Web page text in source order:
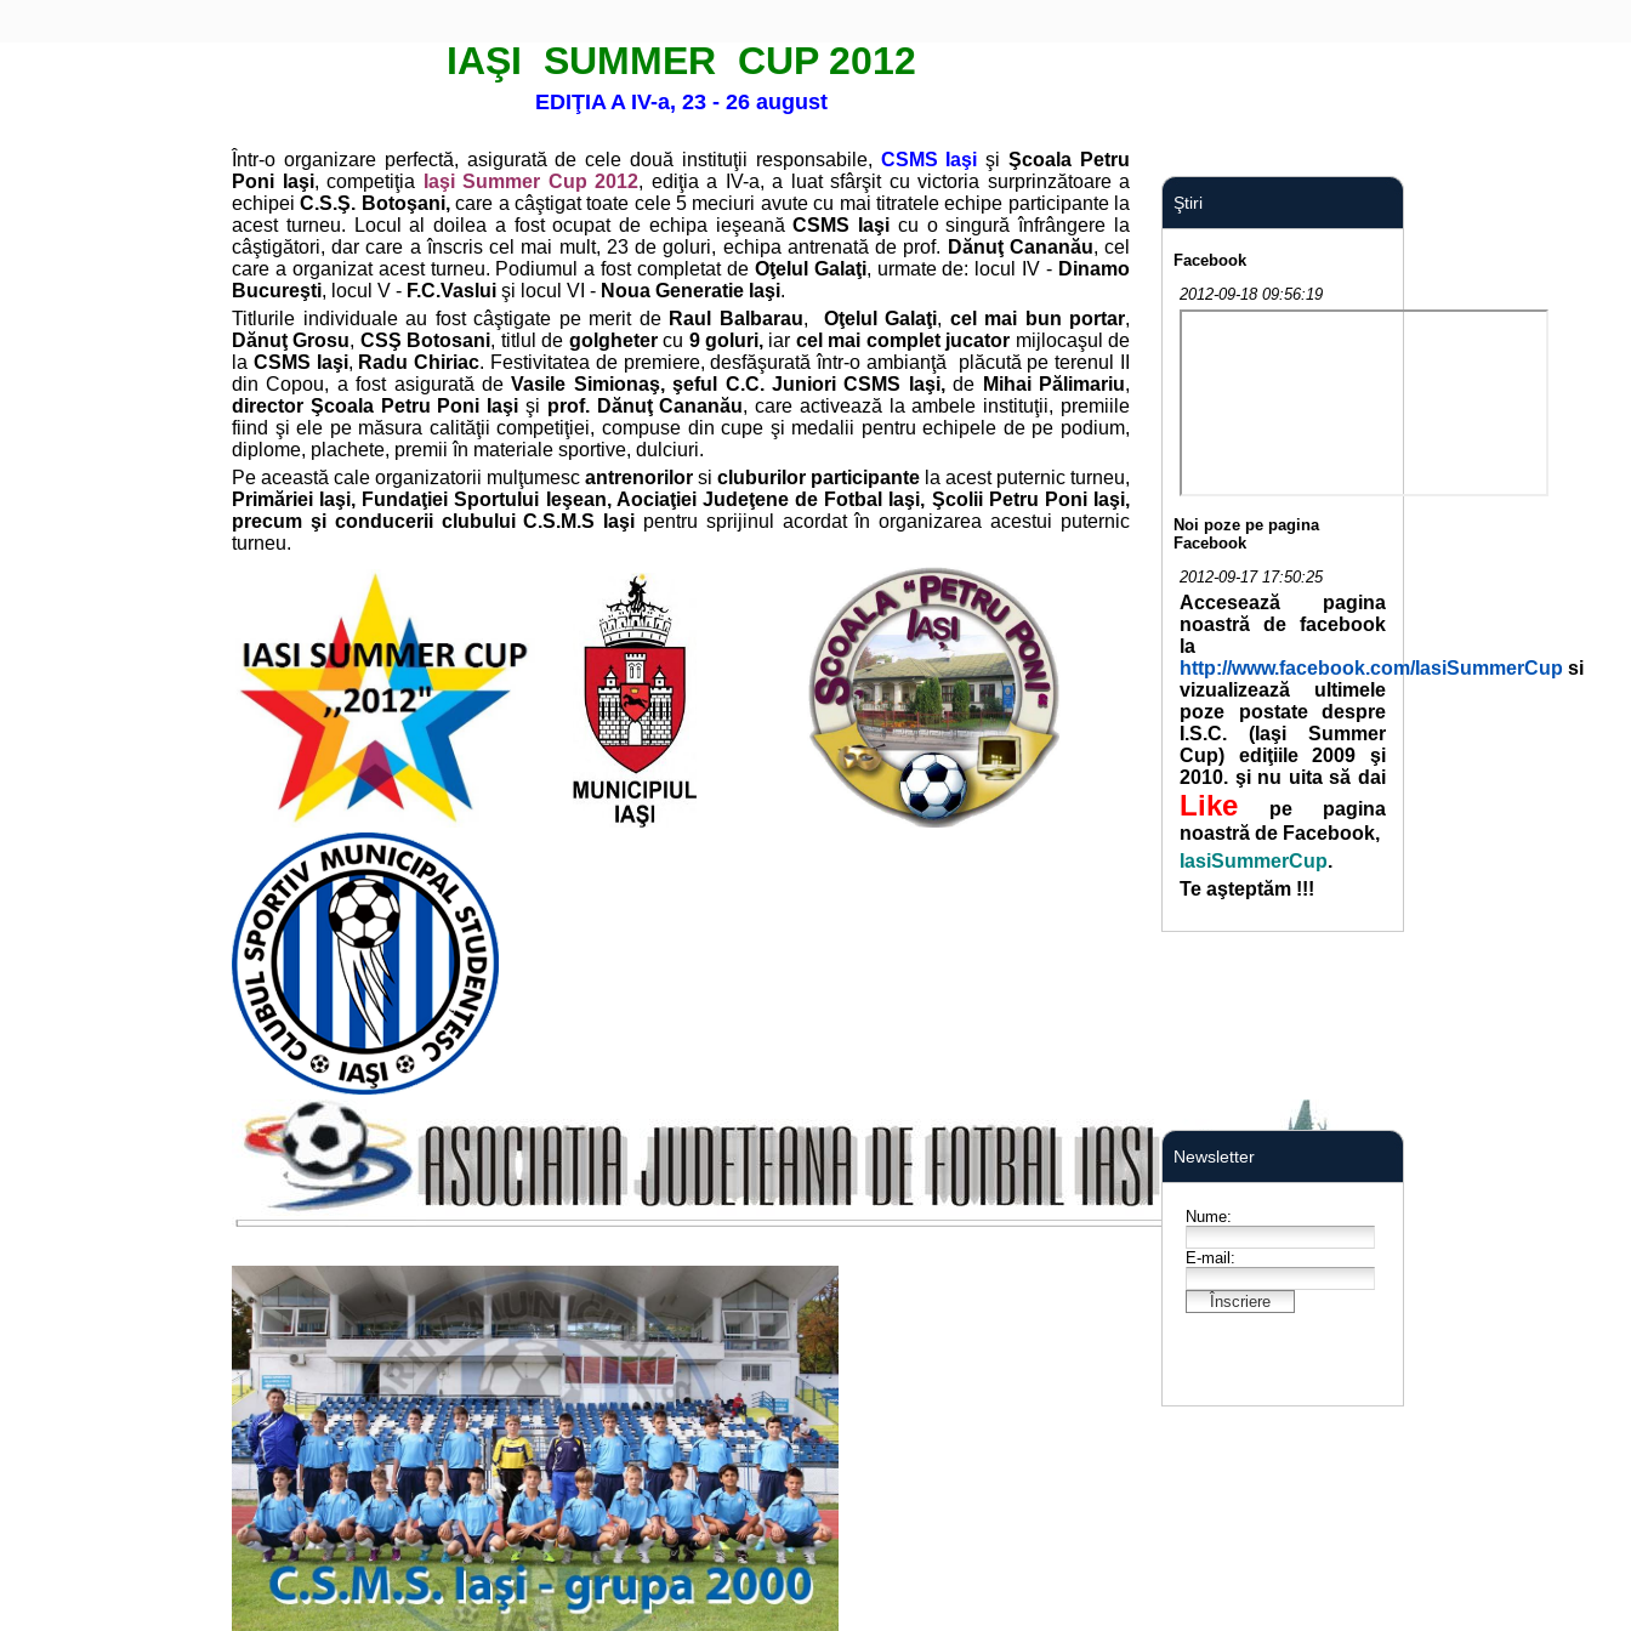
IAŞI SUMMER CUP 2012
EDIŢIA A IV-a, 23 - 26 august
Într-o organizare perfectă, asigurată de cele două instituţii responsabile, CSMS Iaşi şiŞcoala Petru
Poni Iaşi, competiţia Iaşi Summer Cup 2012, ediţia a IV-a, a luat sfârşit cu victoria surprinzătoare a
echipeiC.S.Ş. Botoşani,care a câştigat toate cele 5 meciuri avute cu mai titratele echipe participante la
acest turneu. Locul al doilea a fost ocupat de echipa ieşeanăCSMS Iaşi cu o singură înfrângere la
câştigători, dar care a înscris cel mai mult, 23 de goluri, echipa antrenată de prof. Dănuţ Cananău, cel
care a organizat acest turneu. Podiumul a fost completat de Oţelul Galaţi, urmate de: locul IV - Dinamo
Bucureşti, locul V - F.C.Vaslui şi locul VI - Noua Generatie Iaşi.
Titlurile individuale au fost câştigate pe merit de Raul Balbarau, Oţelul Galaţi, cel mai bun portar,
Dănuţ Grosu, CSŞ Botosani, titlul de golghetercu 9 goluri,iar cel mai complet jucator mijlocaşul de
la CSMS Iaşi, Radu Chiriac. Festivitatea de premiere, desfăşurată într-o ambianţă plăcută pe terenul II
din Copou, a fost asigurată deVasile Simionaş, şeful C.C. Juniori CSMS Iaşi,de Mihai Pălimariu,
director Şcoala Petru Poni Iaşi şi prof. Dănuţ Cananău, care activează la ambele instituţii, premiile
fiind şi ele pe măsura calităţii competiţiei, compuse din cupe şi medalii pentru echipele de pe podium,
diplome, plachete, premii în materiale sportive, dulciuri.
Pe această cale organizatorii mulţumesc antrenorilor si cluburilor participante la acest puternic turneu,
Primăriei Iaşi, Fundaţiei Sportului Ieşean, Aociaţiei Judeţene de Fotbal Iaşi, Şcolii Petru Poni Iaşi,
precum şi conducerii clubului C.S.M.S Iaşi pentru sprijinul acordat în organizarea acestui puternic
turneu.
Ştiri
Facebook
2012-09-18 09:56:19
Noi poze pe pagina
Facebook
2012-09-17 17:50:25
Accesează pagina
noastră de facebook
la
http://www.facebook.com/IasiSummerCup si
vizualizează ultimele
poze postate despre
I.S.C. (Iaşi Summer
Cup) ediţiile 2009 şi
2010. şi nu uita să dai
Like pe pagina
noastră de Facebook,
IasiSummerCup.
Te aşteptăm !!!
Newsletter